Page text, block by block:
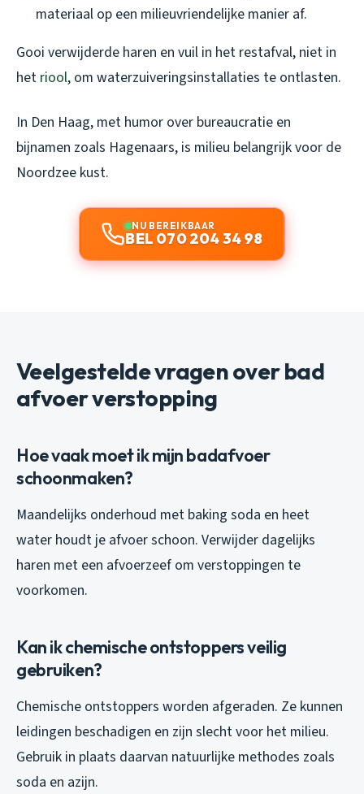
materiaal op een milieuvriendelijke manier af.
Gooi verwijderde haren en vuil in het restafval, niet in
het riool, om waterzuiveringsinstallaties te ontlasten.
In Den Haag, met humor over bureaucratie en
bijnamen zoals Hagenaars, is milieu belangrijk voor de
Noordzee kust.
NU BEREIKBAAR
BEL 070 204 34 98
Veelgestelde vragen over bad
afvoer verstopping
Hoe vaak moet ik mijn badafvoer
schoonmaken?
Maandelijks onderhoud met baking soda en heet
water houdt je afvoer schoon. Verwijder dagelijks
haren met een afvoerzeef om verstoppingen te
voorkomen.
Kan ik chemische ontstoppers veilig
gebruiken?
Chemische ontstoppers worden afgeraden. Ze kunnen
leidingen beschadigen en zijn slecht voor het milieu.
Gebruik in plaats daarvan natuurlijke methodes zoals
soda en azijn.